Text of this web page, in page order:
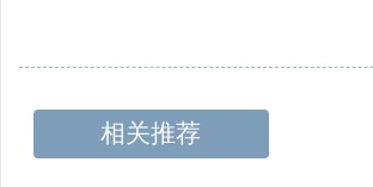
相关推荐